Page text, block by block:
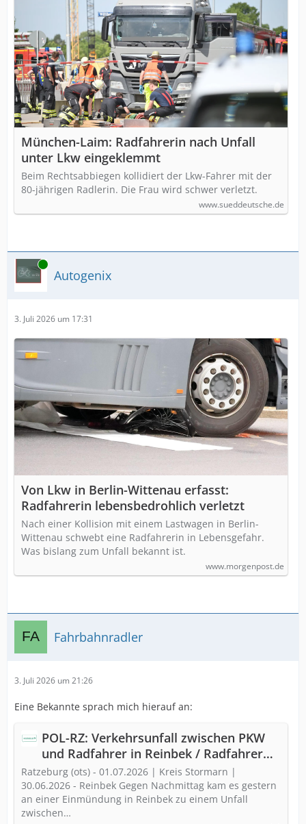
München-Laim: Radfahrerin nach Unfall
unter Lkw eingeklemmt
Beim Rechtsabbiegen kollidiert der Lkw-Fahrer mit der
80-jährigen Radlerin. Die Frau wird schwer verletzt.
www.sueddeutsche.de
Online
Autogenix
3. Juli 2026 um 17:31
Von Lkw in Berlin-Wittenau erfasst:
Radfahrerin lebensbedrohlich verletzt
Nach einer Kollision mit einem Lastwagen in Berlin-
Wittenau schwebt eine Radfahrerin in Lebensgefahr.
Was bislang zum Unfall bekannt ist.
www.morgenpost.de
Fahrbahnradler
3. Juli 2026 um 21:26
Eine Bekannte sprach mich hierauf an:
POL-RZ: Verkehrsunfall zwischen PKW
und Radfahrer in Reinbek / Radfahrer
schwerverletzt
Ratzeburg (ots) - 01.07.2026 | Kreis Stormarn |
30.06.2026 - Reinbek Gegen Nachmittag kam es gestern
an einer Einmündung in Reinbek zu einem Unfall
zwischen…